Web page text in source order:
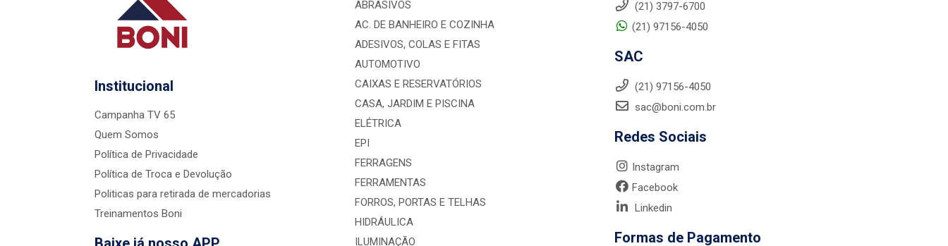
Institucional
Campanha TV 65
Quem Somos
Política de Privacidade
Política de Troca e Devolução
Politicas para retirada de mercadorias
Treinamentos Boni
ABRASIVOS
AC. DE BANHEIRO E COZINHA
ADESIVOS, COLAS E FITAS
AUTOMOTIVO
CAIXAS E RESERVATÓRIOS
CASA, JARDIM E PISCINA
ELÉTRICA
EPI
FERRAGENS
FERRAMENTAS
FORROS, PORTAS E TELHAS
HIDRÁULICA
ILUMINAÇÃO
(21) 3797-6700
(21) 97156-4050
SAC
(21) 97156-4050
sac@boni.com.br
Redes Sociais
Instagram
Facebook
Linkedin
Formas de Pagamento